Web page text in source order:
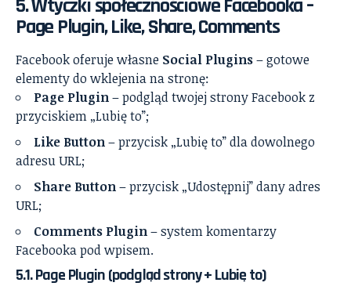
5. Wtyczki społecznościowe Facebooka –
Page Plugin, Like, Share, Comments
Facebook oferuje własne Social Plugins– gotowe
elementy do wklejenia na stronę:
Page Plugin– podgląd twojej strony Facebook z
przyciskiem „Lubię to”;
Like Button– przycisk „Lubię to” dla dowolnego
adresu URL;
Share Button– przycisk „Udostępnij” dany adres
URL;
Comments Plugin– system komentarzy
Facebooka pod wpisem.
5.1. Page Plugin (podgląd strony + Lubię to)